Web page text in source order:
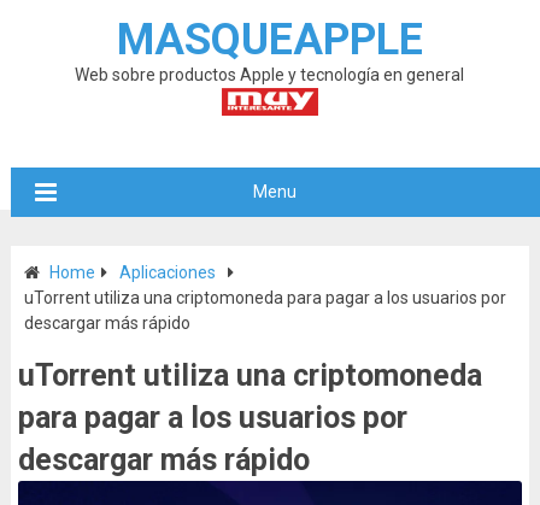
MASQUEAPPLE
Web sobre productos Apple y tecnología en general
Menu
Home
Aplicaciones
uTorrent utiliza una criptomoneda para pagar a los usuarios por
descargar más rápido
uTorrent utiliza una criptomoneda
para pagar a los usuarios por
descargar más rápido